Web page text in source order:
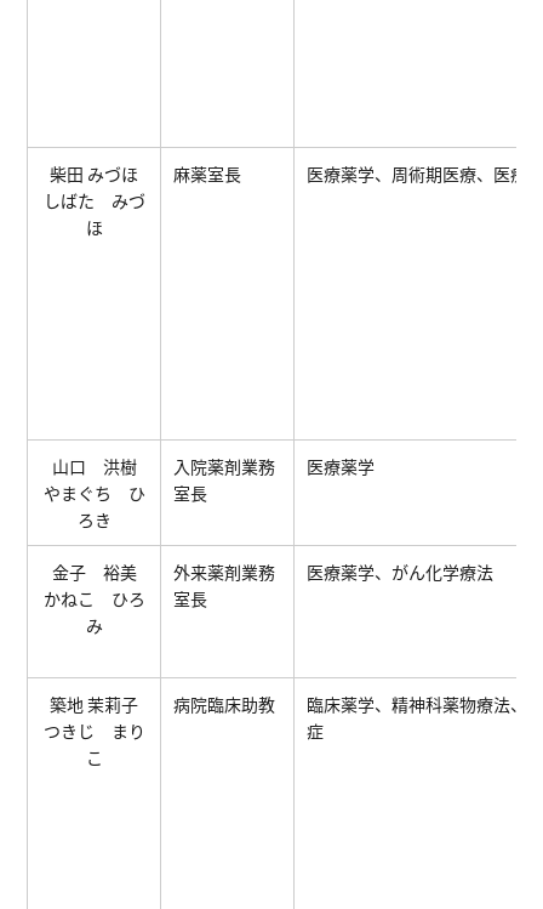
柴田 みづほ
しばた みづ
ほ
麻薬室長 医療薬学、周術期医療、医療
山口 洪樹
やまぐち ひ
ろき
入院薬剤業務
室長
医療薬学
金子 裕美
かねこ ひろ
み
外来薬剤業務
室長
医療薬学、がん化学療法
築地 茉莉子
つきじ まり
こ
病院臨床助教
臨床薬学、精神科薬物療法、
症